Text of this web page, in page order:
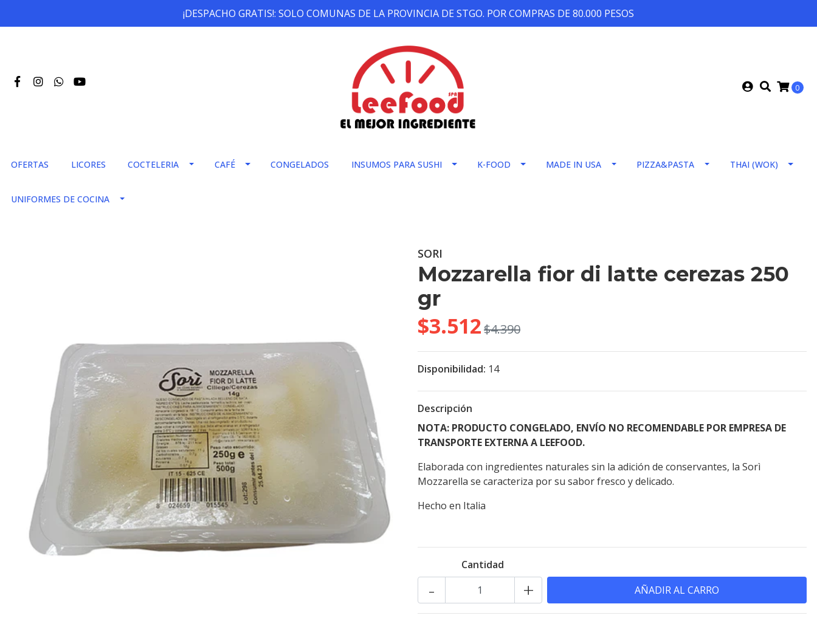
¡DESPACHO GRATIS!: SOLO COMUNAS DE LA PROVINCIA DE STGO. POR COMPRAS DE 80.000 PESOS
0
OFERTAS LICORES COCTELERIA CAFÉ CONGELADOS INSUMOS PARA SUSHI K-FOOD MADE IN USA PIZZA&PASTA THAI (WOK)
UNIFORMES DE COCINA
SORI
Mozzarella fior di latte cerezas 250
gr
$3.512$4.390
Disponibilidad: 14
Descripción
NOTA: PRODUCTO CONGELADO, ENVÍO NO RECOMENDABLE POR EMPRESA DE
TRANSPORTE EXTERNA A LEEFOOD.
Elaborada con ingredientes naturales sin la adición de conservantes, la Sorì
Mozzarella se caracteriza por su sabor fresco y delicado.
Hecho en Italia
Cantidad
+
-